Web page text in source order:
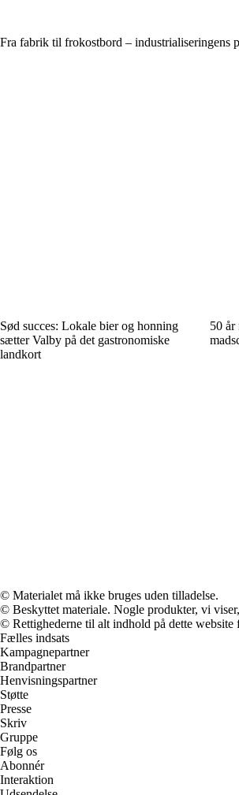
Fra fabrik til frokostbord – industrialiseringens
Sød succes: Lokale bier og honning
sætter Valby på det gastronomiske
landkort
50 år
© Materialet må ikke bruges uden tilladelse.
© Beskyttet materiale. Nogle produkter, vi
© Rettighederne til alt indhold på dette website
Fælles indsats
Kampagnepartner
Brandpartner
Henvisningspartner
Støtte
Presse
Skriv
Gruppe
Følg os
Abonnér
Interaktion